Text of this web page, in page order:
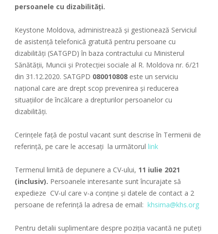
persoanele cu dizabilități.
Keystone Moldova, administrează și gestionează Serviciul
de asistență telefonică gratuită pentru persoane cu
dizabilități (SATGPD) în baza contractului cu Ministerul
Sănătății, Muncii și Protecției sociale al R. Moldova nr. 6/21
din 31.12.2020. SATGPD 080010808 este un serviciu
național care are drept scop prevenirea și reducerea
situațiilor de încălcare a drepturilor persoanelor cu
dizabilități.
Cerințele față de postul vacant sunt descrise în Termenii de
referință, pe care le accesați la următorul link
Termenul limită de depunere a CV-ului, 11 iulie 2021
(inclusiv). Persoanele interesante sunt încurajate să
expedieze CV-ul care v-a conține și datele de contact a 2
persoane de referință la adresa de email: khsima@khs.org
Pentru detalii suplimentare despre poziția vacantă ne puteți